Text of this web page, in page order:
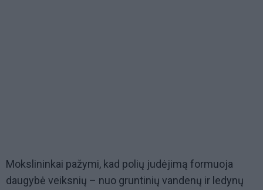
Mokslininkai pažymi, kad polių judėjimą formuoja
daugybė veiksnių – nuo gruntinių vandenų ir ledynų